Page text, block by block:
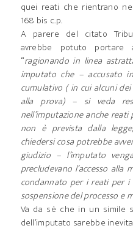
quei reati che rientrano
168 bis c.p.
A parere del citato
avrebbe potuto portare
“ragionando in linea
imputato che – accusato
cumulativo ( in cui alcuni
alla prova) – si veda
nell’imputazione anche
non è prevista dalla
chiedersi cosa potrebbe
giudizio – l’imputato
precludevano l’accesso alla
condannato per i reati per
sospensione del processo e
Va da sé che in un simile
dell’imputato sarebbe